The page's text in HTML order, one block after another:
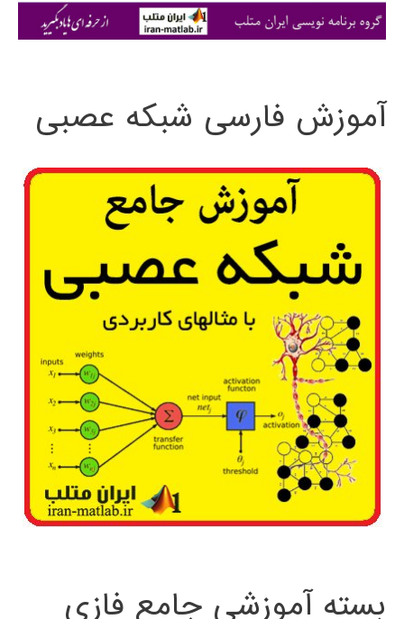
ی
آموزش فارسی شبکه عصبی
بسته آموزشی جامع فازی